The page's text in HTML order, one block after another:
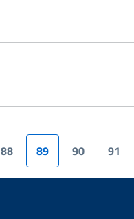
88 89 90 91